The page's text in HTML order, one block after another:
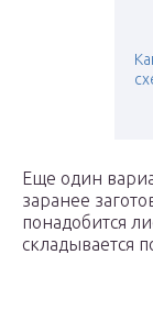
Еще один
заранее
понадобится
складывается